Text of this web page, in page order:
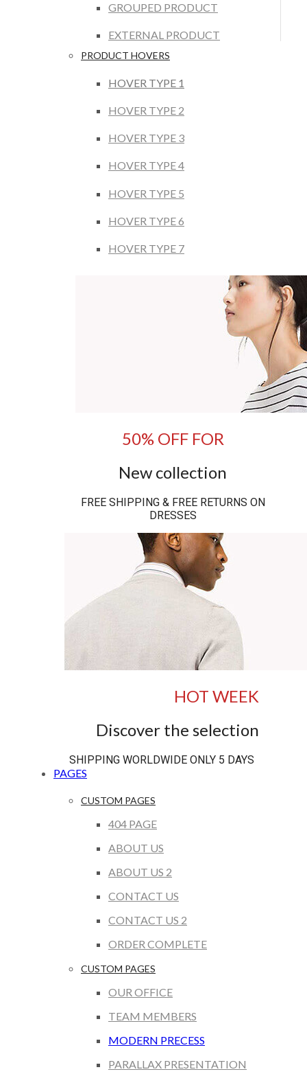
GROUPED PRODUCT
EXTERNAL PRODUCT
PRODUCT HOVERS
HOVER TYPE 1
HOVER TYPE 2
HOVER TYPE 3
HOVER TYPE 4
HOVER TYPE 5
HOVER TYPE 6
HOVER TYPE 7
50% OFF FOR
New collection
FREE SHIPPING & FREE RETURNS ON
DRESSES
HOT WEEK
Discover the selection
SHIPPING WORLDWIDE ONLY 5 DAYS
PAGES
CUSTOM PAGES
404 PAGE
ABOUT US
ABOUT US 2
CONTACT US
CONTACT US 2
ORDER COMPLETE
CUSTOM PAGES
OUR OFFICE
TEAM MEMBERS
MODERN PRECESS
PARALLAX PRESENTATION